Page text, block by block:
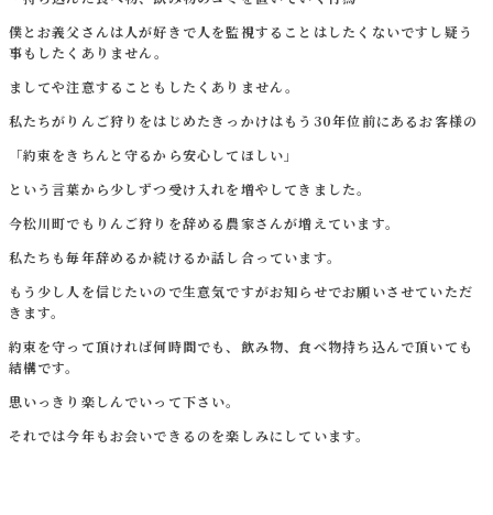
僕とお義父さんは人が好きで人を監視することはしたくないですし疑う
事もしたくありません。
ましてや注意することもしたくありません。
私たちがりんご狩りをはじめたきっかけはもう30年位前にあるお客様の
「約束をきちんと守るから安心してほしい」
という言葉から少しずつ受け入れを増やしてきました。
今松川町でもりんご狩りを辞める農家さんが増えています。
私たちも毎年辞めるか続けるか話し合っています。
もう少し人を信じたいので生意気ですがお知らせでお願いさせていただ
きます。
約束を守って頂ければ何時間でも、飲み物、食べ物持ち込んで頂いても
結構です。
思いっきり楽しんでいって下さい。
それでは今年もお会いできるのを楽しみにしています。